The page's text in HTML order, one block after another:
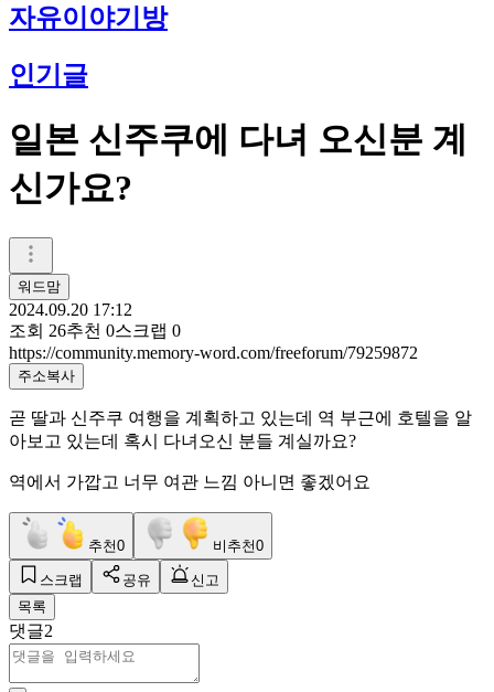
자유이야기방
인기글
일본 신주쿠에 다녀 오신분 계
신가요?
워드맘
2024.09.20 17:12
조회 26추천 0스크랩 0
https://community.memory-word.com/freeforum/79259872
주소복사
곧 딸과 신주쿠 여행을 계획하고 있는데 역 부근에 호텔을 알
아보고 있는데 혹시 다녀오신 분들 계실까요?
역에서 가깝고 너무 여관 느낌 아니면 좋겠어요
추천0 비추천0
스크랩 공유
신고
목록
댓글2